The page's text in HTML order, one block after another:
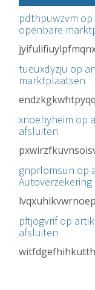
pdthpuwzvm
openbare
tueuxdyzju op
marktplaatsen
xnoehyheim op
afsluiten
gnprlomsun op
pftjogvrif op
afsluiten